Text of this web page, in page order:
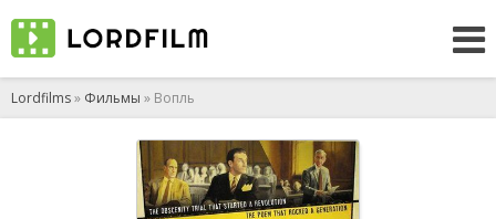
Lordfilms» Фильмы » Вопль